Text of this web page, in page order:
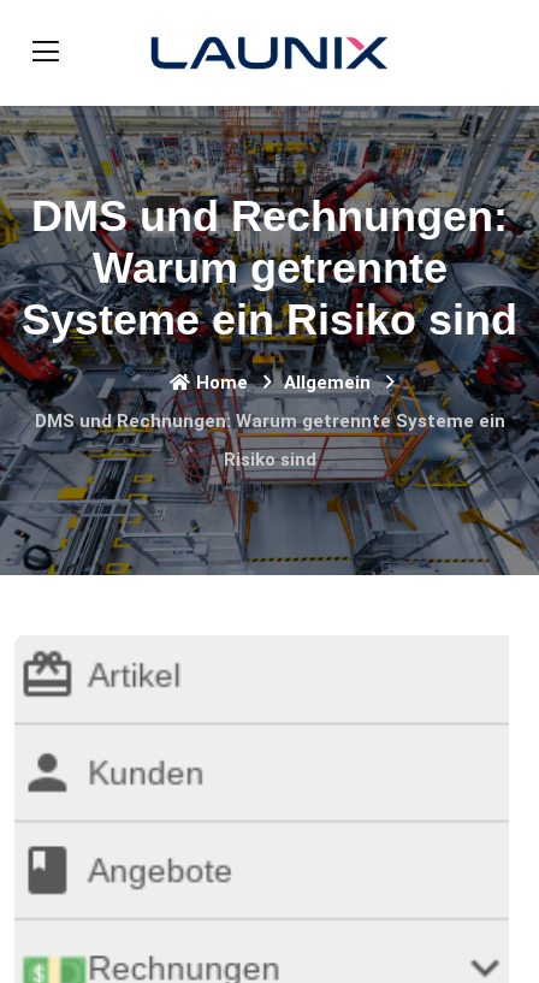
DMS und Rechnungen:
Warum getrennte
Systeme ein Risiko sind
Home
Allgemein
DMS und Rechnungen: Warum getrennte Systeme ein
Risiko sind